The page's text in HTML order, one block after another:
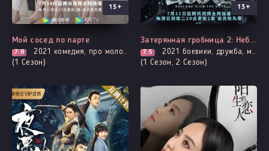
Все серии
15+
Мой сосед по парте
7.8 2021 комедия, про молодость и любовь, романтика, про школу и школьников
(1 Сезон)
Все серии
13+
Затерянная гробница 2: Небесный дворец над облаками
7.5 2021 боевики, дружба, мистика, приключения, броманс, адаптация новел, расследование, про призраков, демонов и сверхъестественное, фэнтези
(1 Сезон, 2 Сезон)